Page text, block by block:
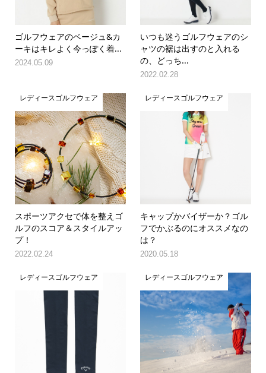
ゴルフウェアのベージュ&カ
ーキはキレよく今っぽく着...
2024.05.09
いつも迷うゴルフウェアのシ
ャツの裾は出すのと入れる
の、どっち...
2022.02.28
レディースゴルフウェア
スポーツアクセで体を整えゴ
ルフのスコア＆スタイルアッ
プ！
2022.02.24
レディースゴルフウェア
キャップかバイザーか？ゴル
フでかぶるのにオススメなの
は？
2020.05.18
レディースゴルフウェア レディースゴルフウェア